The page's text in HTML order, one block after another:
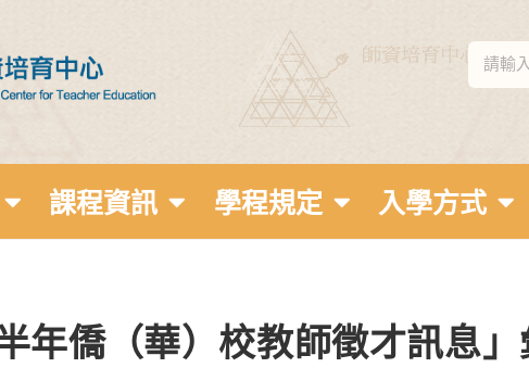
課程資訊 學程規定 入學方式
年僑（華）校教師徵才訊息